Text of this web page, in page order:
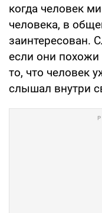
когда человек
человека, в
заинтересован.
если они похожи
то, что человек
слышал внутри